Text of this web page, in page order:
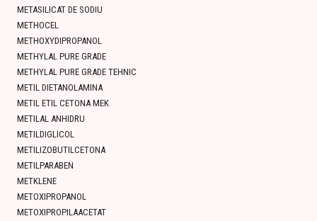
METASILICAT DE SODIU
METHOCEL
METHOXYDIPROPANOL
METHYLAL PURE GRADE
METHYLAL PURE GRADE TEHNIC
METIL DIETANOLAMINA
METIL ETIL CETONA MEK
METILAL ANHIDRU
METILDIGLICOL
METILIZOBUTILCETONA
METILPARABEN
METKLENE
METOXIPROPANOL
METOXIPROPILAACETAT